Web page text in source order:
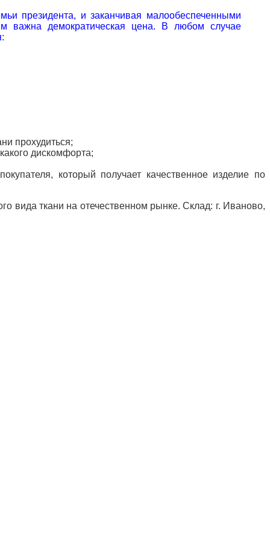
президента, и заканчивая малообеспеченными
важна демократическая цена. В любом случае
прохудиться;
дискомфорта;
который получает качественное изделие по
вида ткани на отечественном рынке. Склад: г. Иваново,